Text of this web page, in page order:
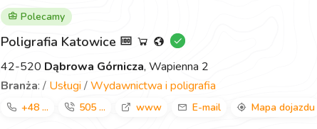
Polecamy
Poligrafia Katowice
42-520 Dąbrowa Górnicza, Wapienna 2
Branża: / Usługi /Wydawnictwa i poligrafia
+48 ... 505 ... www E-mail Mapa dojazdu